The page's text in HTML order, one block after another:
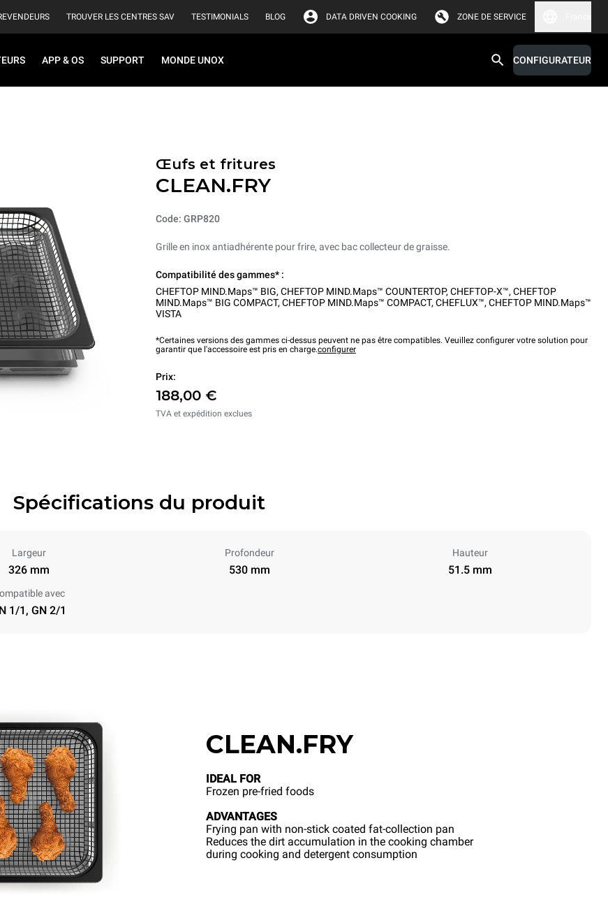
TROUVER LES CENTRES SAV TESTIMONIALS BLOG DATA DRIVEN COOKING ZONE DE SERVICE
APP & OS SUPPORT MONDE UNOX CONFIGURATEUR
Œufs et fritures
CLEAN.FRY
Code: GRP820
Grille en inox antiadhérente pour frire, avec bac collecteur de graisse.
Compatibilité des gammes* :
CHEFTOP MIND.Maps™ BIG, CHEFTOP MIND.Maps™ COUNTERTOP, CHEFTOP-X™, CHEFTOP
MIND.Maps™ BIG COMPACT, CHEFTOP MIND.Maps™ COMPACT, CHEFLUX™, CHEFTOP MIND.Maps™
VISTA
*Certaines versions des gammes ci-dessus peuvent ne pas être compatibles. Veuillez configurer votre solution pour
garantir que l'accessoire est pris en charge.configurer
Prix:
188,00 €
TVA et expédition exclues
Spécifications du produit
Largeur
326 mm
Profondeur
530 mm
Hauteur
51.5 mm
avec
1/1, GN 2/1
CLEAN.FRY
IDEAL FOR
Frozen pre-fried foods
ADVANTAGES
Frying pan with non-stick coated fat-collection pan
Reduces the dirt accumulation in the cooking chamber
during cooking and detergent consumption